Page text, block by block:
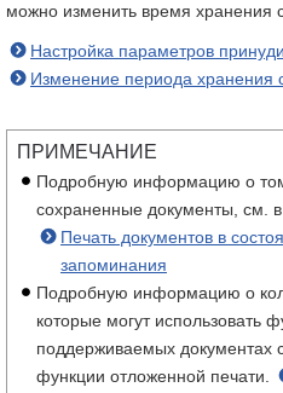
можно изменить время хранения
Настройка параметров
Изменение периода хранения
ПРИМЕЧАНИЕ
Подробную информацию о
сохраненные документы, см.
Печать документов в
запоминания
Подробную информацию о
которые могут использовать
поддерживаемых документах
функции отложенной печати.